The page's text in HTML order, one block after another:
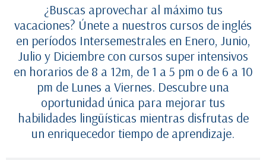
¿Buscas aprovechar al máximo tus
vacaciones? Únete a nuestros cursos de inglés
en períodos Intersemestrales en Enero, Junio,
Julio y Diciembre con cursos super intensivos
en horarios de 8 a 12m, de 1 a 5 pm o de 6 a 10
pm de Lunes a Viernes. Descubre una
oportunidad única para mejorar tus
habilidades lingüísticas mientras disfrutas de
un enriquecedor tiempo de aprendizaje.